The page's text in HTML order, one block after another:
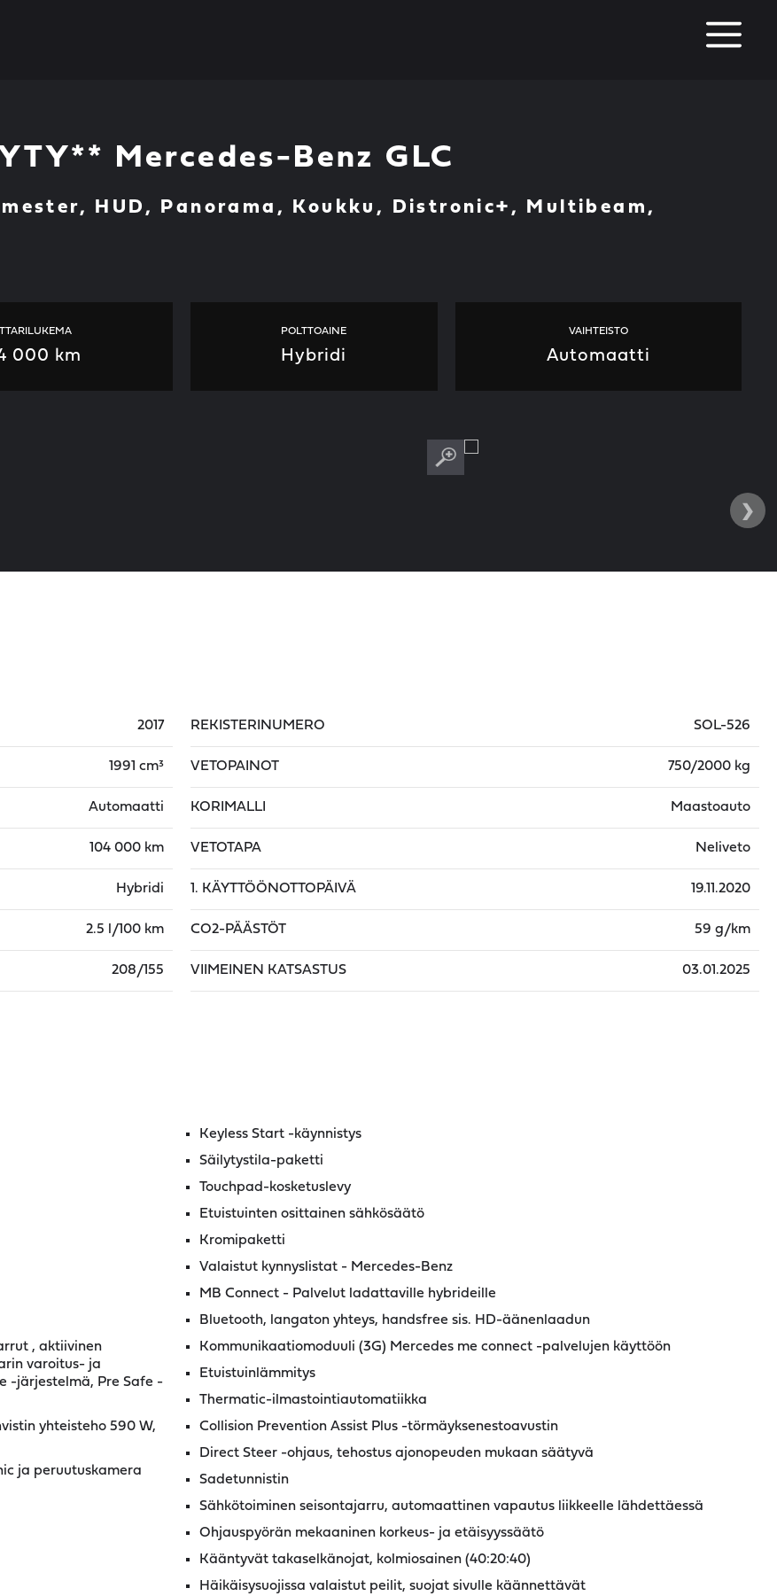
Mercedes-Benz GLC
HUD, Panorama, Koukku, Distronic+, Multibeam,
000 km
POLTTOAINE
Hybridi
VAIHTEISTO
Automaatti
›
2017
1991 cm³
Automaatti
104 000 km
Hybridi
2.5 l/100 km
208/155
REKISTERINUMERO SOL-526
VETOPAINOT 750/2000 kg
KORIMALLI Maastoauto
VETOTAPA Neliveto
1. KÄYTTÖÖNOTTOPÄIVÄ 19.11.2020
CO2-PÄÄSTÖT 59 g/km
VIIMEINEN KATSASTUS 03.01.2025
, aktiivinen
varoitus- ja
-järjestelmä, Pre Safe -
yhteisteho 590 W,
ja peruutuskamera
Keyless Start -käynnistys
Säilytystila-paketti
Touchpad-kosketuslevy
Etuistuinten osittainen sähkösäätö
Kromipaketti
Valaistut kynnyslistat - Mercedes-Benz
MB Connect - Palvelut ladattaville hybrideille
Bluetooth, langaton yhteys, handsfree sis. HD-äänenlaadun
Kommunikaatiomoduuli (3G) Mercedes me connect -palvelujen käyttöön
Etuistuinlämmitys
Thermatic-ilmastointiautomatiikka
Collision Prevention Assist Plus -törmäyksenestoavustin
Direct Steer -ohjaus, tehostus ajonopeuden mukaan säätyvä
Sadetunnistin
Sähkötoiminen seisontajarru, automaattinen vapautus liikkeelle lähdettäessä
Ohjauspyörän mekaaninen korkeus- ja etäisyyssäätö
Kääntyvät takaselkänojat, kolmiosainen (40:20:40)
Häikäisysuojissa valaistut peilit, suojat sivulle käännettävät